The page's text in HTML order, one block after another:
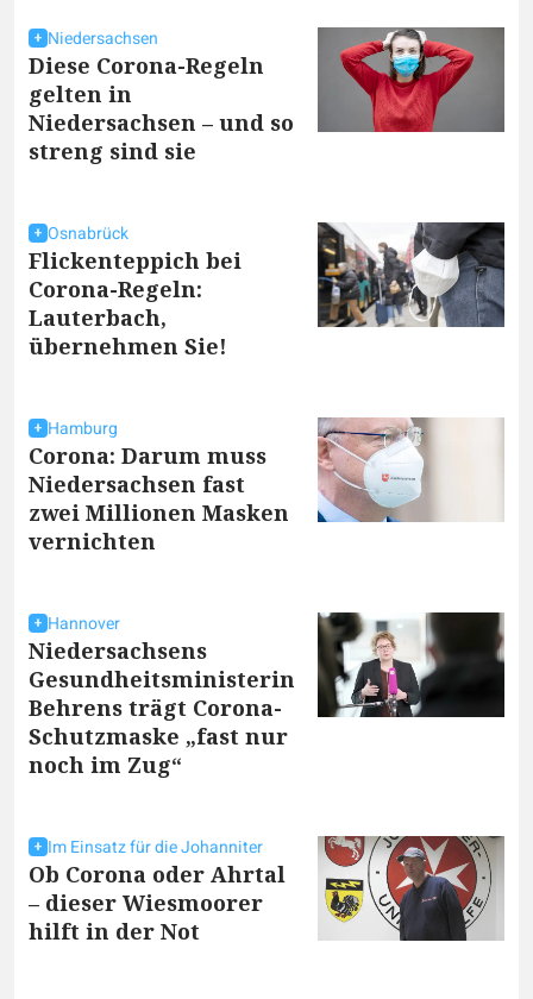
Niedersachsen
Diese Corona-Regeln
gelten in
Niedersachsen – und so
streng sind sie
Osnabrück
Flickenteppich bei
Corona-Regeln:
Lauterbach,
übernehmen Sie!
Hamburg
Corona: Darum muss
Niedersachsen fast
zwei Millionen Masken
vernichten
Hannover
Niedersachsens
Gesundheitsministerin
Behrens trägt Corona-
Schutzmaske „fast nur
noch im Zug“
Im Einsatz für die Johanniter
Ob Corona oder Ahrtal
– dieser Wiesmoorer
hilft in der Not